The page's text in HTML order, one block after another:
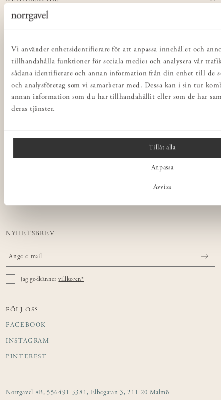
Vi använder enhetsidentifierare för att anpassa innehållet och
tillhandahålla funktioner för sociala medier och analysera vår
sådana identifierare och annan information från din enhet till de
och analysföretag som vi samarbetar med. Dessa kan i sin tur
annan information som du har tillhandahållit eller som de har
deras tjänster.
Tillåt alla
Anpassa
Avvisa
Kontakta oss
Integritetspolicy
Butiker
Inredning för företag
Norrgavel Outlet
Presentkort
Rådgivning
NYHETSBREV
Jag godkännervillkoren*
FÖLJ OSS
FACEBOOK
INSTAGRAM
PINTEREST
Norrgavel AB, 556491-3381, Elbegatan 3, 211 20 Malmö